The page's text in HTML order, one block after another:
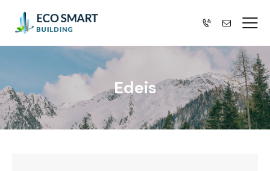
Edeis